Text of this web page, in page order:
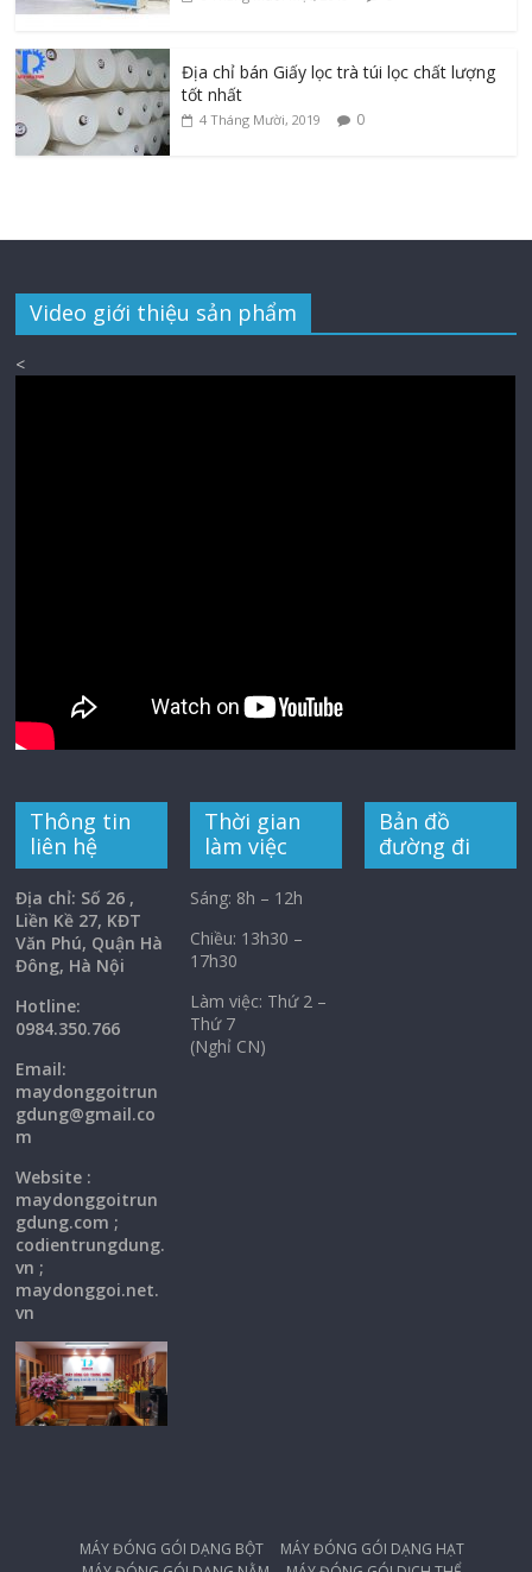
Địa chỉ bán Giấy lọc trà túi lọc chất lượng
tốt nhất
4 Tháng Mười, 2019 0
Video giới thiệu sản phẩm
<
Thông tin
liên hệ
Địa chỉ: Số 26 ,
Liền Kề 27, KĐT
Văn Phú, Quận Hà
Đông, Hà Nội
Hotline:
0984.350.766
Email:
maydonggoitrun
gdung@gmail.co
m
Website :
maydonggoitrun
gdung.com ;
codientrungdung.
vn ;
maydonggoi.net.
vn
Thời gian
làm việc
Sáng: 8h – 12h
Chiều: 13h30 –
17h30
Làm việc: Thứ 2 –
Thứ 7
(Nghỉ CN)
Bản đồ
đường đi
MÁY ĐÓNG GÓI DẠNG BỘT
MÁY ĐÓNG GÓI DẠNG HẠT